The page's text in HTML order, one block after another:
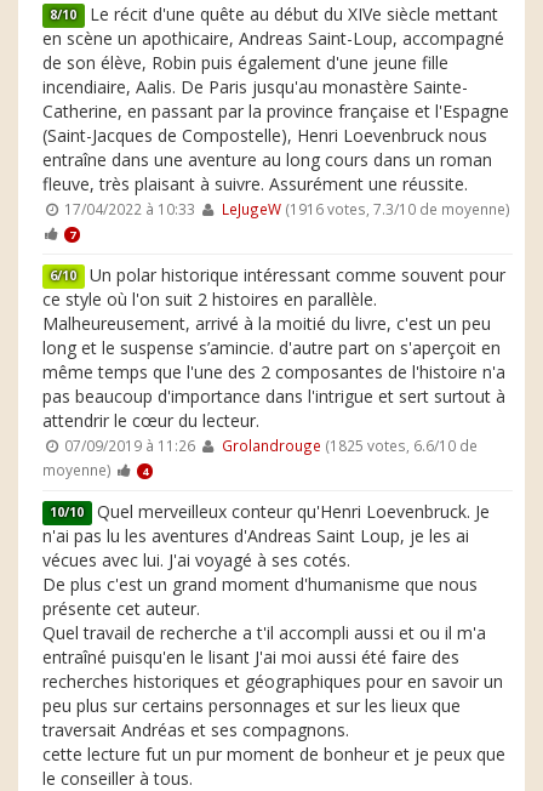
8/10 Le récit d'une quête au début du XIVe siècle mettant
en scène un apothicaire, Andreas Saint-Loup, accompagné
de son élève, Robin puis également d'une jeune fille
incendiaire, Aalis. De Paris jusqu'au monastère Sainte-
Catherine, en passant par la province française et l'Espagne
(Saint-Jacques de Compostelle), Henri Loevenbruck nous
entraîne dans une aventure au long cours dans un roman
fleuve, très plaisant à suivre. Assurément une réussite.
17/04/2022 à 10:33 LeJugeW(1916 votes, 7.3/10 de moyenne)
7
6/10 Un polar historique intéressant comme souvent pour
ce style où l'on suit 2 histoires en parallèle.
Malheureusement, arrivé à la moitié du livre, c'est un peu
long et le suspense s’amincie. d'autre part on s'aperçoit en
même temps que l'une des 2 composantes de l'histoire n'a
pas beaucoup d'importance dans l'intrigue et sert surtout à
attendrir le cœur du lecteur.
07/09/2019 à 11:26 Grolandrouge (1825 votes, 6.6/10 de
moyenne)
4
10/10 Quel merveilleux conteur qu'Henri Loevenbruck. Je
n'ai pas lu les aventures d'Andreas Saint Loup, je les ai
vécues avec lui. J'ai voyagé à ses cotés.
De plus c'est un grand moment d'humanisme que nous
présente cet auteur.
Quel travail de recherche a t'il accompli aussi et ou il m'a
entraîné puisqu'en le lisant J'ai moi aussi été faire des
recherches historiques et géographiques pour en savoir un
peu plus sur certains personnages et sur les lieux que
traversait Andréas et ses compagnons.
cette lecture fut un pur moment de bonheur et je peux que
le conseiller à tous.